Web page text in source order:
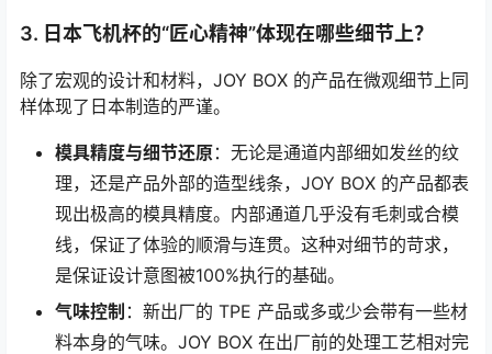
3. 日本飞机杯的“匠心精神”体现在哪些细节上？
除了宏观的设计和材料，JOY BOX 的产品在微观细节上同
样体现了日本制造的严谨。
模具精度与细节还原：无论是通道内部细如发丝的纹
理，还是产品外部的造型线条，JOY BOX 的产品都表
现出极高的模具精度。内部通道几乎没有毛刺或合模
线，保证了体验的顺滑与连贯。这种对细节的苛求，
是保证设计意图被100%执行的基础。
气味控制 ：新出厂的 TPE 产品或多或少会带有一些材
料本身的气味。JOY BOX 在出厂前的处理工艺相对完